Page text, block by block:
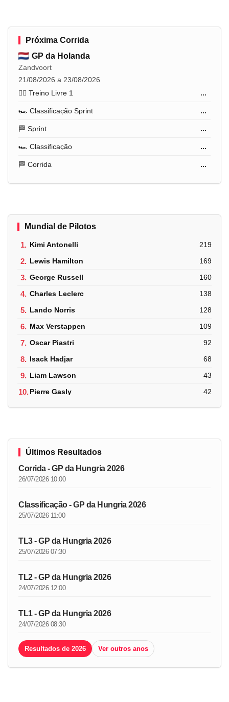
Próxima Corrida
GP da Holanda
Zandvoort
21/08/2026 a 23/08/2026
🏋️‍♂️ Treino Livre 1
...
🏎️ Classificação Sprint ...
🏁 Sprint ...
🏎️ Classificação ...
🏁 Corrida ...
Mundial de Pilotos
1. Kimi Antonelli 219
2. Lewis Hamilton 169
3. George Russell 160
4. Charles Leclerc 138
5. Lando Norris 128
6. Max Verstappen 109
7. Oscar Piastri 92
8. Isack Hadjar 68
9. Liam Lawson 43
10.Pierre Gasly 42
Últimos Resultados
Corrida - GP da Hungria 2026
26/07/2026 10:00
Classificação - GP da Hungria 2026
25/07/2026 11:00
TL3 - GP da Hungria 2026
25/07/2026 07:30
TL2 - GP da Hungria 2026
24/07/2026 12:00
TL1 - GP da Hungria 2026
24/07/2026 08:30
Resultados de 2026 Ver outros anos